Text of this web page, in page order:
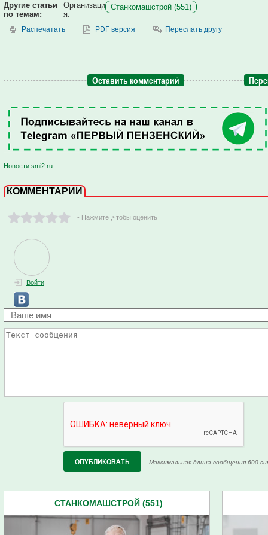
Другие статьи
по темам:
Организаци
я:
Станкомашстрой (551)
Распечатать PDF версия Переслать другу
Оставить комментарий
Новости smi2.ru
КОММЕНТАРИИ
- Нажмите ,чтобы оценить
Войти
Максимальная длина сообщения 600
СТАНКОМАШСТРОЙ (551)